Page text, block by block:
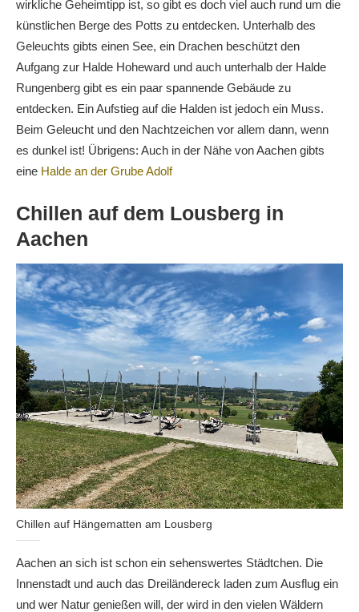
wirkliche Geheimtipp ist, so gibt es doch viel auch rund um die
künstlichen Berge des Potts zu entdecken. Unterhalb des
Geleuchts gibts einen See, ein Drachen beschützt den
Aufgang zur Halde Hoheward und auch unterhalb der Halde
Rungenberg gibt es ein paar spannende Gebäude zu
entdecken. Ein Aufstieg auf die Halden ist jedoch ein Muss.
Beim Geleucht und den Nachtzeichen vor allem dann, wenn
es dunkel ist! Übrigens: Auch in der Nähe von Aachen gibts
eine Halde an der Grube Adolf
Chillen auf dem Lousberg in
Aachen
Chillen auf Hängematten am Lousberg
Aachen an sich ist schon ein sehenswertes Städtchen. Die
Innenstadt und auch das Dreiländereck laden zum Ausflug ein
und wer Natur genießen will, der wird in den vielen Wäldern